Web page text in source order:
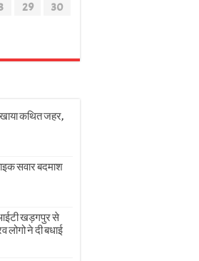
29
30
खाया कथित जहर,
सवार बदमाश
खड़गपुर से
लोगो ने दी बधाई